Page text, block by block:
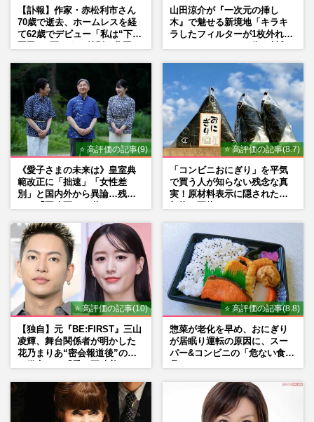
【訃報】作家・赤松利市さん
70歳で逝去、ホームレスを経
て62歳でデビュー「私は“下級
山田涼介が『一次元の挿し
木』で魅せる新境地「キラキ
ラしたフィルターが1枚外れて
⭐ 高評価の記事(9)
《愛子さまの未来は》皇室典
範改正に「拙速」「女性差
別」と国内外から異論…残さ
⭐ 高評価の記事(8.7)
「コンビニおにぎり」を平気
で買う人が知らない残念な真
実！原材料表示に隠された添
⭐ 高評価の記事(10)
【独自】元『BE:FIRST』三山
凌輝、舞台関係者が明かした
花乃まりあ“密会報道後”の呆
⭐ 高評価の記事(8.8)
惣菜が老化を早め、おにぎり
が居眠り運転の原因に、スー
パー&コンビニの「危ない食